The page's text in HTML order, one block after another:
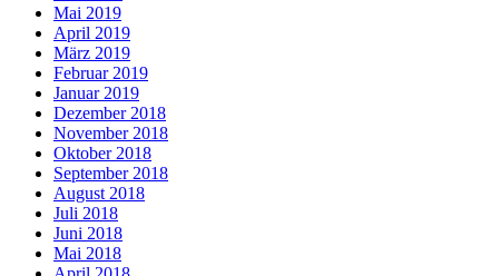
Mai 2019
April 2019
März 2019
Februar 2019
Januar 2019
Dezember 2018
November 2018
Oktober 2018
September 2018
August 2018
Juli 2018
Juni 2018
Mai 2018